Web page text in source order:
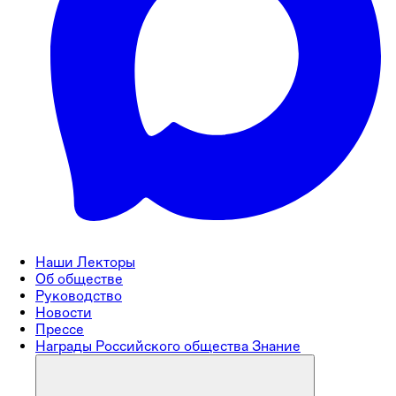
Наши Лекторы
Об обществе
Руководство
Новости
Прессе
Награды Российского общества Знание